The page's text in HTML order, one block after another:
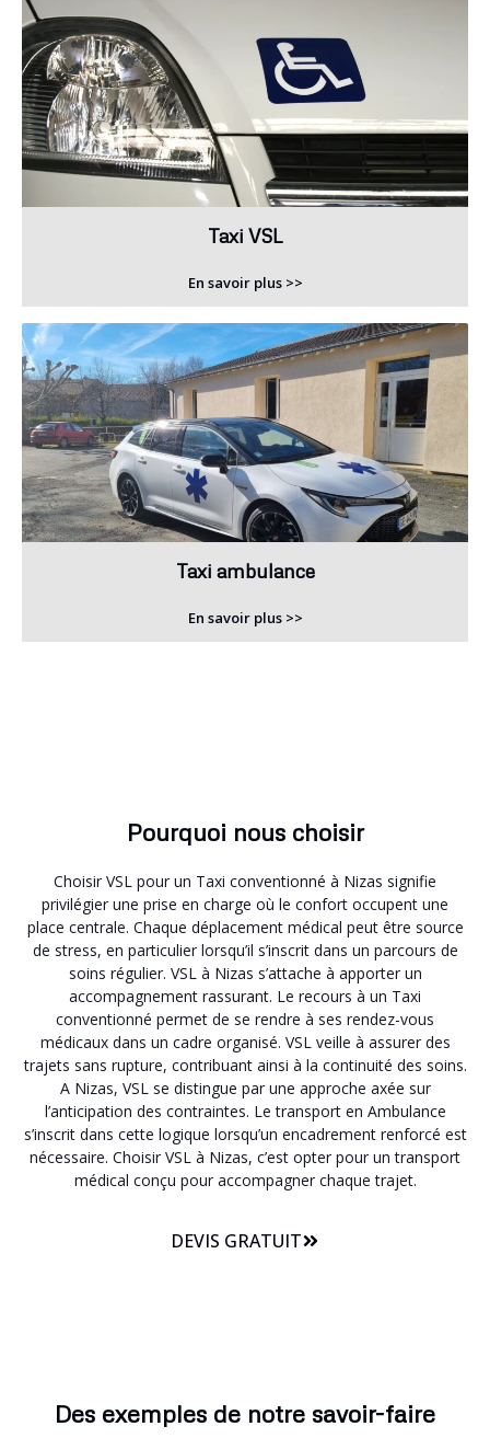
Taxi VSL
En savoir plus >>
Taxi ambulance
En savoir plus >>
Pourquoi nous choisir
Choisir VSL pour un Taxi conventionné à Nizas signifie
privilégier une prise en charge où le confort occupent une
place centrale. Chaque déplacement médical peut être source
de stress, en particulier lorsqu’il s’inscrit dans un parcours de
soins régulier. VSL à Nizas s’attache à apporter un
accompagnement rassurant. Le recours à un Taxi
conventionné permet de se rendre à ses rendez-vous
médicaux dans un cadre organisé. VSL veille à assurer des
trajets sans rupture, contribuant ainsi à la continuité des soins.
A Nizas, VSL se distingue par une approche axée sur
l’anticipation des contraintes. Le transport en Ambulance
s’inscrit dans cette logique lorsqu’un encadrement renforcé est
nécessaire. Choisir VSL à Nizas, c’est opter pour un transport
médical conçu pour accompagner chaque trajet.
DEVIS GRATUIT
Des exemples de notre savoir-faire